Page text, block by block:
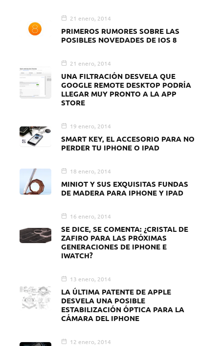
21 enero, 2014
PRIMEROS RUMORES SOBRE LAS
POSIBLES NOVEDADES DE IOS 8
21 enero, 2014
UNA FILTRACIÓN DESVELA QUE
GOOGLE REMOTE DESKTOP PODRÍA
LLEGAR MUY PRONTO A LA APP
STORE
19 enero, 2014
SMART KEY, EL ACCESORIO PARA NO
PERDER TU IPHONE O IPAD
18 enero, 2014
MINIOT Y SUS EXQUISITAS FUNDAS
DE MADERA PARA IPHONE Y IPAD
16 enero, 2014
SE DICE, SE COMENTA: ¿CRISTAL DE
ZAFIRO PARA LAS PRÓXIMAS
GENERACIONES DE IPHONE E
IWATCH?
13 enero, 2014
LA ÚLTIMA PATENTE DE APPLE
DESVELA UNA POSIBLE
ESTABILIZACIÓN ÓPTICA PARA LA
CÁMARA DEL IPHONE
12 enero, 2014